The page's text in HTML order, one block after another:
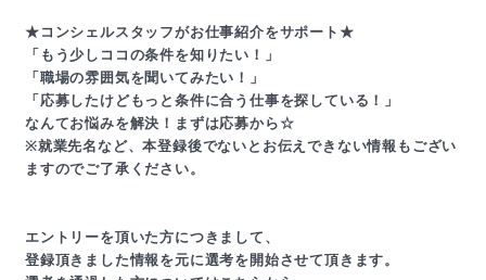
★コンシェルスタッフがお仕事紹介をサポート★
「もう少しココの条件を知りたい！」
「職場の雰囲気を聞いてみたい！」
「応募したけどもっと条件に合う仕事を探している！」
なんてお悩みを解決！まずは応募から☆
※就業先名など、本登録後でないとお伝えできない情報もござい
ますのでご了承ください。
エントリーを頂いた方につきまして、
登録頂きました情報を元に選考を開始させて頂きます。